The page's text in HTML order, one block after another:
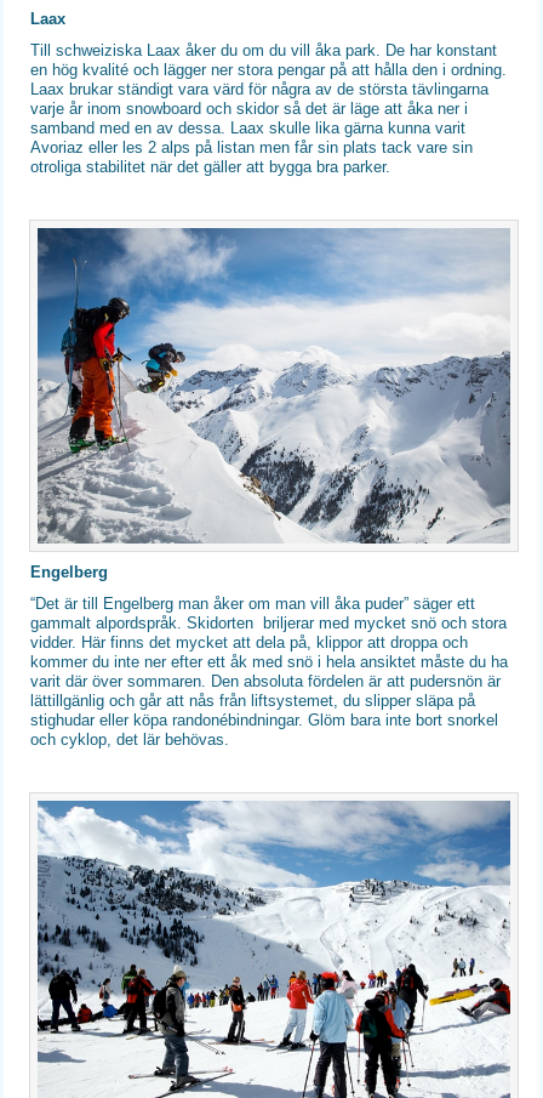
Laax
Till schweiziska Laax åker du om du vill åka park. De har konstant
en hög kvalité och lägger ner stora pengar på att hålla den i ordning.
Laax brukar ständigt vara värd för några av de största tävlingarna
varje år inom snowboard och skidor så det är läge att åka ner i
samband med en av dessa. Laax skulle lika gärna kunna varit
Avoriaz eller les 2 alps på listan men får sin plats tack vare sin
otroliga stabilitet när det gäller att bygga bra parker.
Engelberg
“Det är till Engelberg man åker om man vill åka puder” säger ett
gammalt alpordspråk. Skidorten briljerar med mycket snö och stora
vidder. Här finns det mycket att dela på, klippor att droppa och
kommer du inte ner efter ett åk med snö i hela ansiktet måste du ha
varit där över sommaren. Den absoluta fördelen är att pudersnön är
lättillgänlig och går att nås från liftsystemet, du slipper släpa på
stighudar eller köpa randonébindningar. Glöm bara inte bort snorkel
och cyklop, det lär behövas.